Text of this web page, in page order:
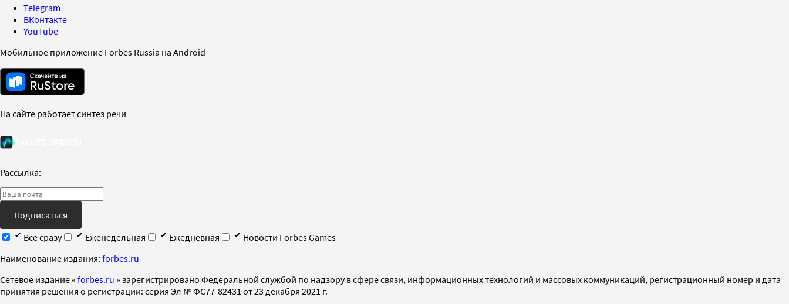
Telegram
ВКонтакте
YouTube
Мобильное приложение Forbes Russia на Android
На сайте работает синтез речи
Рассылка:
Подписаться
Все сразу
Еженедельная Ежедневная
Новости Forbes Games
Наименование издания: forbes.ru
Cетевое издание « forbes.ru » зарегистрировано Федеральной службой по надзору в сфере связи, информационных технологий и массовых коммуникаций, регистрационный номер и дата
принятия решения о регистрации: серия Эл № ФС77-82431 от 23 декабря 2021 г.